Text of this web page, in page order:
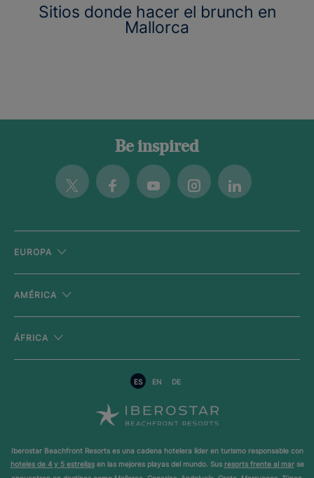
Sitios donde hacer el brunch en
Mallorca
Be inspired
Twitter FacebookYoutubeInstagramLinkedin
EUROPA
AMÉRICA
ÁFRICA
ES EN DE
Iberostar Beachfront Resorts es una cadena hotelera líder en turismo responsable con
hoteles de 4 y 5 estrellasen las mejores playas del mundo. Sus resorts frente al marse